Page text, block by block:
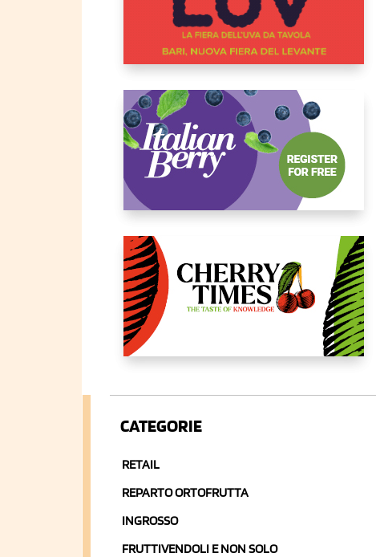
CATEGORIE
RETAIL
REPARTO ORTOFRUTTA
INGROSSO
FRUTTIVENDOLI E NON SOLO